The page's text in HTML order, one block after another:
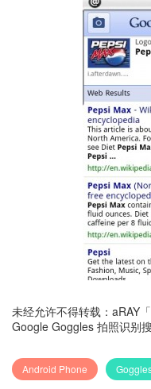
未经允许不得转载： aRAY
Google Goggles 拍照识别
Android Phone